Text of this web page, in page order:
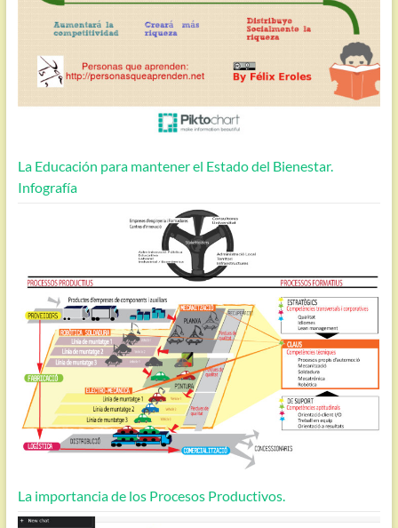
La Educación para mantener el Estado del Bienestar.
Infografía
La importancia de los Procesos Productivos.